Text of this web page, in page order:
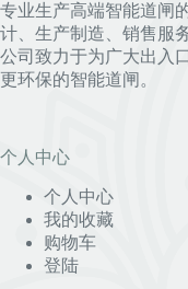
专业生产高端智能道闸
计、生产制造、销售服
公司致力于为广大出入
更环保的智能道闸。
个人中心
个人中心
我的收藏
购物车
登陆